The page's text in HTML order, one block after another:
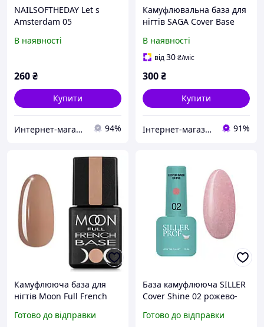
NAILSOFTHEDAY Let s
Amsterdam 05
камуфлююча база для
В наявності
260₴
Купити
Интернет-магазин "LoveNails" 94%
Камуфлювальна база для
нігтів SAGA Cover Base
із шимером), 15 мл
В наявності
від30₴/міс
300₴
Купити
Інтернет-магазин CELEBRITY 91%
Камуфлююча база для
нігтів Moon Full French
Готово до відправки
База камуфлююча SILLER
Cover Shine 02 рожево-
Готово до відправки